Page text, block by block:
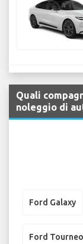
Quali
noleggio di
Ford Galaxy
Ford Tourneo